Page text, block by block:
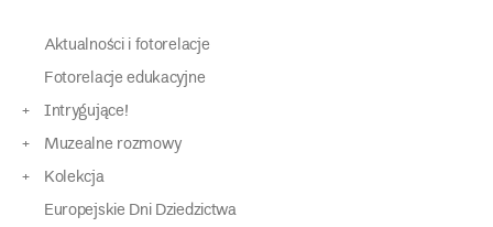
Aktualności i fotorelacje
Fotorelacje edukacyjne
Intrygujące!
Muzealne rozmowy
Kolekcja
Europejskie Dni Dziedzictwa